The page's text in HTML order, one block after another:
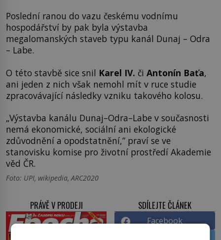
Poslední ranou do vazu českému vodnímu
hospodářství by pak byla výstavba
megalomanských staveb typu kanál Dunaj – Odra
– Labe.
O této stavbě sice snil Karel IV. či Antonín Baťa,
ani jeden z nich však nemohl mít v ruce studie
zpracovávající následky vzniku takového kolosu.
„Výstavba kanálu Dunaj–Odra–Labe v současnosti
nemá ekonomické, sociální ani ekologické
zdůvodnění a opodstatnění,” praví se ve
stanovisku komise pro životní prostředí Akademie
věd ČR.
Foto: UPI, wikipedia, ARC2020
PRÁVĚ V PRODEJI SDÍLEJTE ČLÁNEK
Facebook